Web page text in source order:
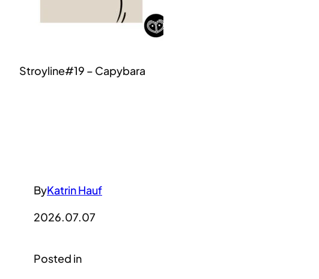
Stroyline#19 – Capybara
ByKatrin Hauf
2026.07.07
Posted in